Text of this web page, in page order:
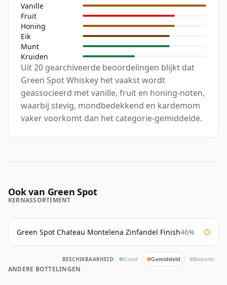
Vanille
Fruit
Honing
Eik
Munt
Kruiden
Uit 20 gearchiveerde beoordelingen blijkt dat
Green Spot Whiskey het vaakst wordt
geassocieerd met vanille, fruit en honing-noten,
waarbij stevig, mondbedekkend en kardemom
vaker voorkomt dan het categorie-gemiddelde.
Ook van Green Spot
KERNASSORTIMENT
Green Spot Chateau Montelena Zinfandel Finish46%
BESCHIKBAARHEID: Goed Gemiddeld Beperkt
ANDERE BOTTELINGEN